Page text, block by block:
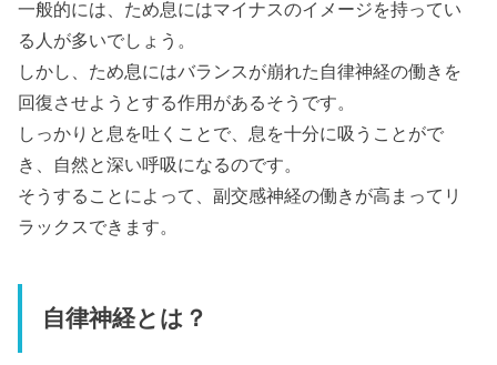
一般的には、ため息にはマイナスのイメージを持ってい
る人が多いでしょう。
しかし、ため息にはバランスが崩れた自律神経の働きを
回復させようとする作用があるそうです。
しっかりと息を吐くことで、息を十分に吸うことがで
き、自然と深い呼吸になるのです。
そうすることによって、副交感神経の働きが高まってリ
ラックスできます。
自律神経とは？